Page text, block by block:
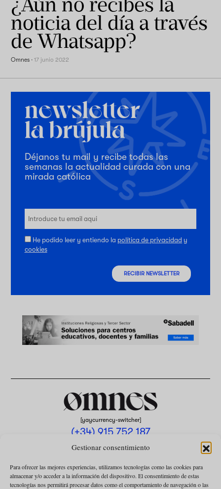
Gestionar consentimiento
Para ofrecer las mejores experiencias, utilizamos tecnologías como las cookies para
almacenar y/o acceder a la información del dispositivo. El consentimiento de estas
tecnologías nos permitirá procesar datos como el comportamiento de navegación o las
noticia del día a través
de Whatsapp?
Omnes ·17 junio 2022
Déjanos tu mail y recibe todas las
semanas la actualidad curada con una
mirada católica
He podido leer y entiendo la política de privacidad y
cookies
RECIBIR NEWSLETTER
[yaycurrency-switcher]
(+34) 915 752 187
omnes@omnesmag.com